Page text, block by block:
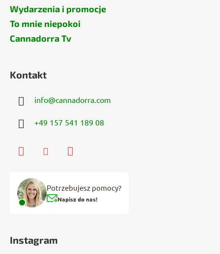
Wydarzenia i promocje
To mnie niepokoi
Cannadorra Tv
Kontakt
info@cannadorra.com
+49 157 541 189 08
Potrzebujesz pomocy?
Napisz do nas!
Instagram